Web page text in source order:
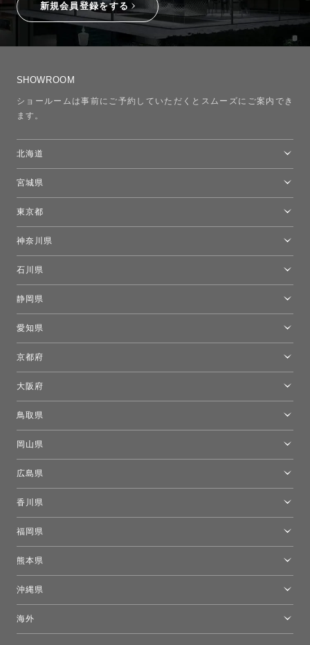
新規会員登録をする
SHOWROOM
ショールームは事前にご予約していただくとスムーズにご案内でき
ます。
北海道
宮城県
東京都
モーイ東京
キーブー東京
FLOS｜フロスデザインスペース青山
神奈川県
石川県
静岡県
愛知県
京都府
大阪府
鳥取県
岡山県
広島県
香川県
福岡県
熊本県
沖縄県
海外